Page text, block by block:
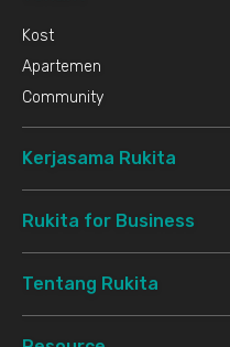
Kost
Apartemen
Community
Kerjasama Rukita
Rukita for Business
Tentang Rukita